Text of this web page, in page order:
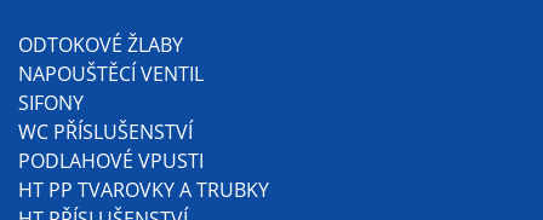
ODTOKOVÉ ŽLABY
NAPOUŠTĚCÍ VENTIL
SIFONY
WC PŘÍSLUŠENSTVÍ
PODLAHOVÉ VPUSTI
HT PP TVAROVKY A TRUBKY